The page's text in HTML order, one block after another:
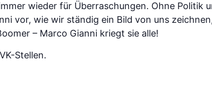
wieder für Überraschungen. Ohne Politik
vor, wie wir ständig ein Bild von uns
– Marco Gianni kriegt sie alle!
Stellen.